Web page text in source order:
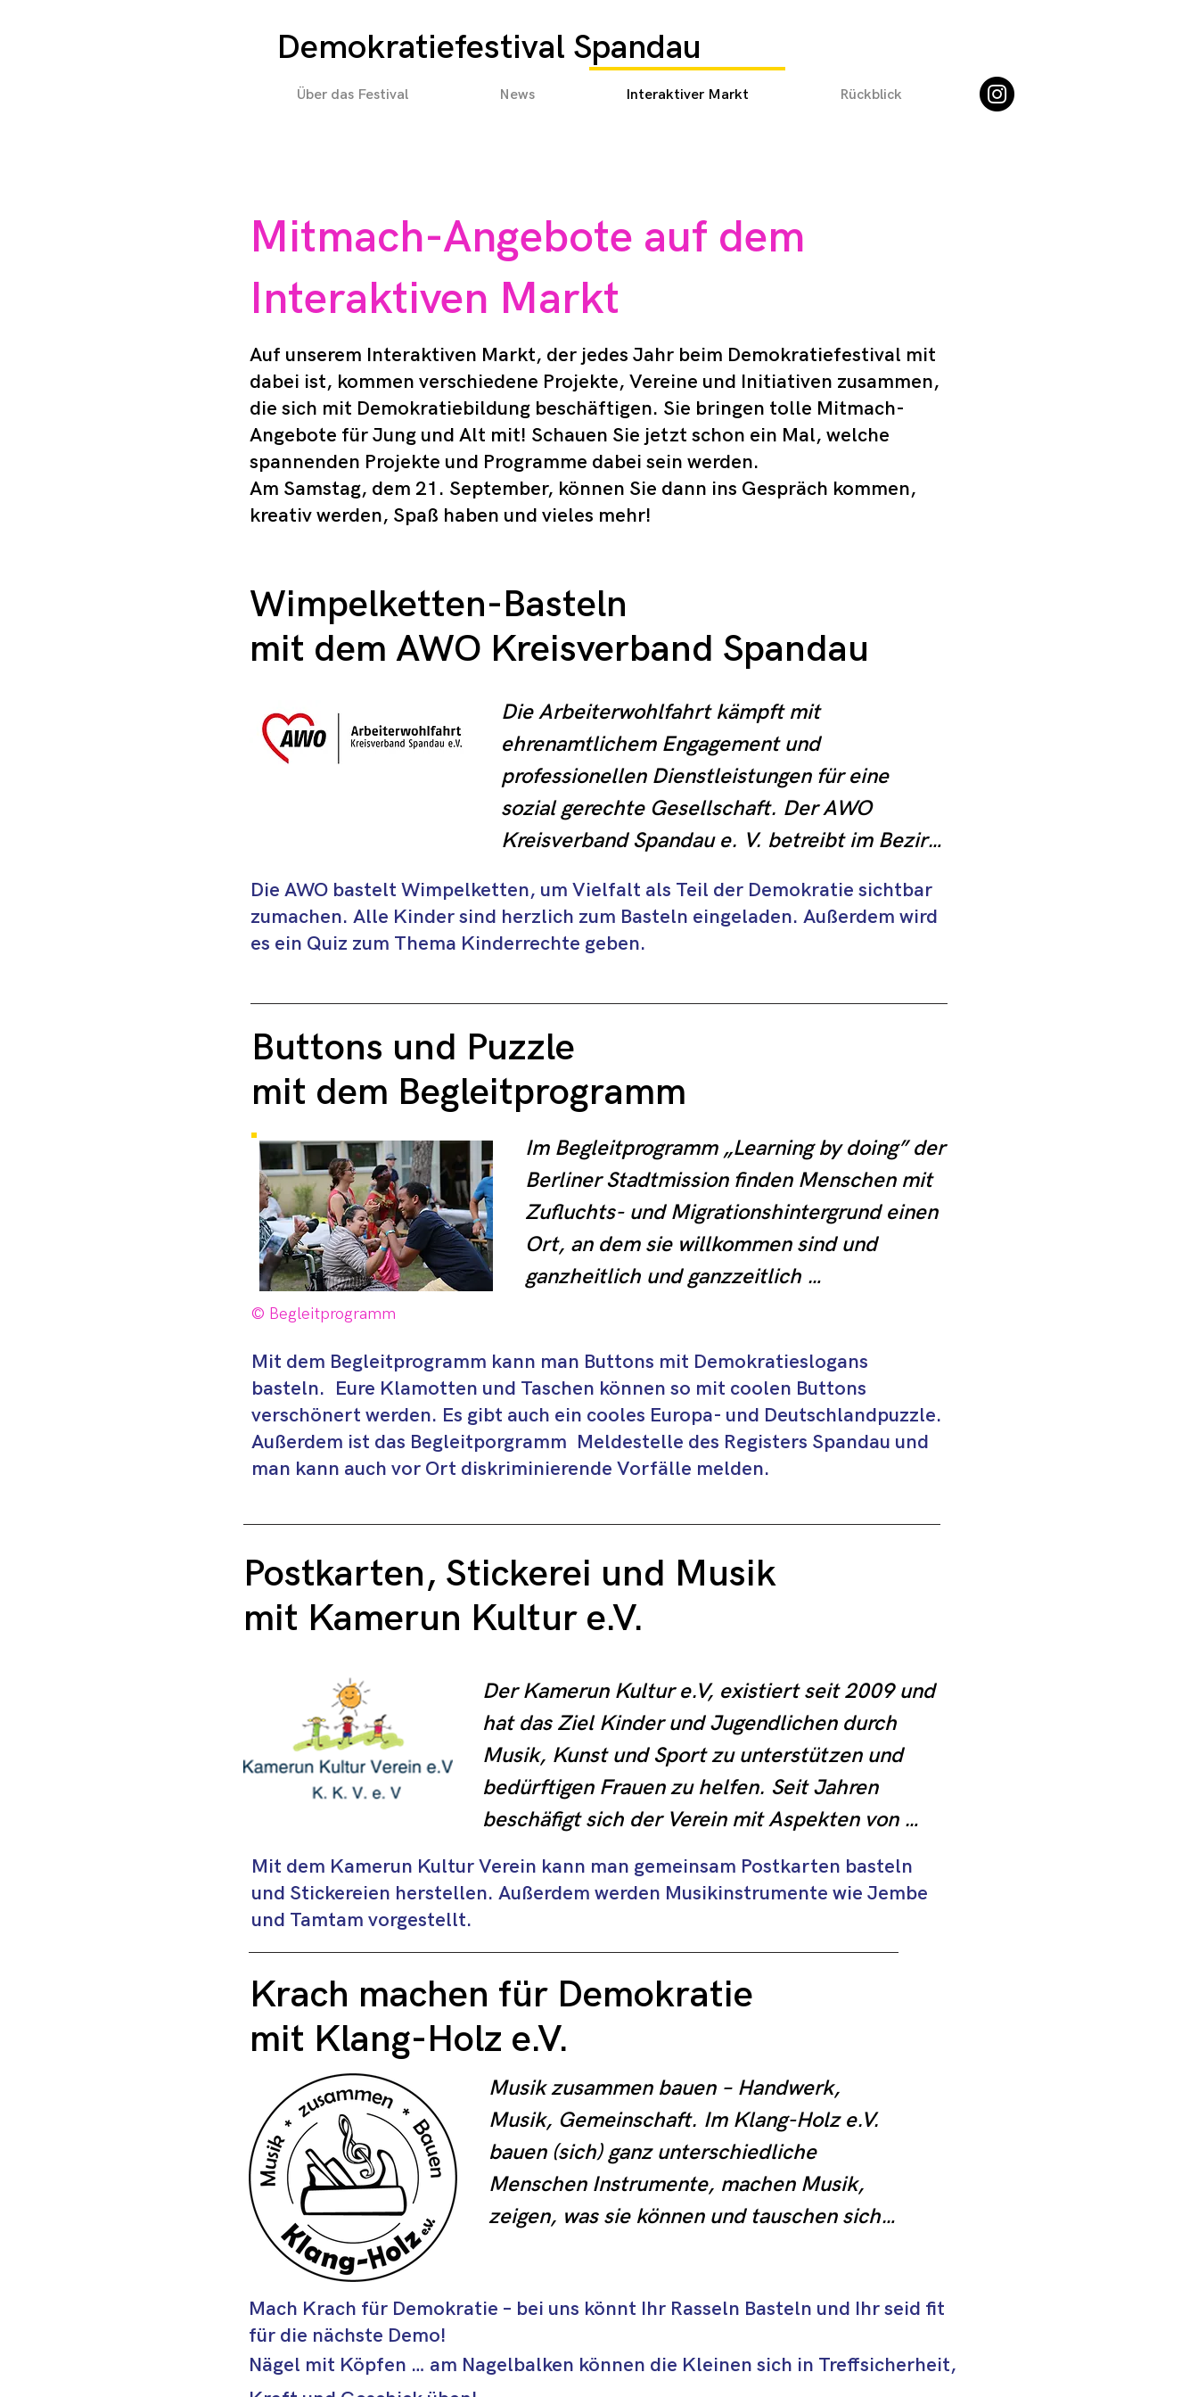
Demokratiefestival Spandau
Über das Festival News Interaktiver Markt Rückblick
Mitmach-Angebote auf dem
Interaktiven Markt
Auf unserem Interaktiven Markt, der jedes Jahr beim Demokratiefestival mit
dabei ist, kommen verschiedene Projekte, Vereine und Initiativen zusammen,
die sich mit Demokratiebildung beschäftigen. Sie bringen tolle Mitmach-
Angebote für Jung und Alt mit! Schauen Sie jetzt schon ein Mal, welche
spannenden Projekte und Programme dabei sein werden.
Am Samstag, dem 21. September, können Sie dann ins Gespräch kommen,
kreativ werden, Spaß haben und vieles mehr!
Wimpelketten-Basteln
mit dem AWO Kreisverband Spandau
Die Arbeiterwohlfahrt kämpft mit
ehrenamtlichem Engagement und
professionellen Dienstleistungen für eine
sozial gerechte Gesellschaft. Der AWO
Kreisverband Spandau e. V. betreibt im Bezirk
Ganztagsbetreuungen an Grundschulen, eine
Schuldner- und Insolvenzberatungsstelle und
Die AWO bastelt Wimpelketten, um Vielfalt als Teil der Demokratie sichtbar
zumachen. Alle Kinder sind herzlich zum Basteln eingeladen. Außerdem wird
es ein Quiz zum Thema Kinderrechte geben.
Buttons und Puzzle
mit dem Begleitprogramm
© Begleitprogramm
Im Begleitprogramm „Learning by doing” der
Berliner Stadtmission finden Menschen mit
Zufluchts- und Migrationshintergrund einen
Ort, an dem sie willkommen sind und
ganzheitlich und ganzzeitlich
können von- und miteinander auf Augenhöhe
vielfältige und niederschwellige Angebote
umgesetzt und genutzt werden, wie
Arbeitsmarktintegration, Nachbarschaftshilfe
Mit dem Begleitprogramm kann man Buttons mit Demokratieslogans
basteln. Eure Klamotten und Taschen können so mit coolen Buttons
verschönert werden. Es gibt auch ein cooles Europa- und Deutschlandpuzzle.
Außerdem ist das Begleitporgramm Meldestelle des Registers Spandau und
man kann auch vor Ort diskriminierende Vorfälle melden.
Postkarten, Stickerei und Musik
mit Kamerun Kultur e.V.
Der Kamerun Kultur e.V, existiert seit 2009 und
hat das Ziel Kinder und Jugendlichen durch
Musik, Kunst und Sport zu unterstützen und
bedürftigen Frauen zu helfen. Seit Jahren
beschäfigt sich der Verein mit Aspekten von
Bildung, Kultur, Integration und Teilhabe von
Menschen mit Migrationshintergrund.
Mit dem Kamerun Kultur Verein kann man gemeinsam Postkarten basteln
und Stickereien herstellen. Außerdem werden Musikinstrumente wie Jembe
und Tamtam vorgestellt.
Krach machen für Demokratie
mit Klang-Holz e.V.
Musik zusammen bauen – Handwerk,
Musik, Gemeinschaft. Im Klang-Holz e.V.
bauen (sich) ganz unterschiedliche
Menschen Instrumente, machen Musik,
zeigen, was sie können und tauschen sich
Leben in Kitas und Schulen.
Mach Krach für Demokratie – bei uns könnt Ihr Rasseln Basteln und Ihr seid fit
für die nächste Demo!
Nägel mit Köpfen … am Nagelbalken können die Kleinen sich in Treffsicherheit,